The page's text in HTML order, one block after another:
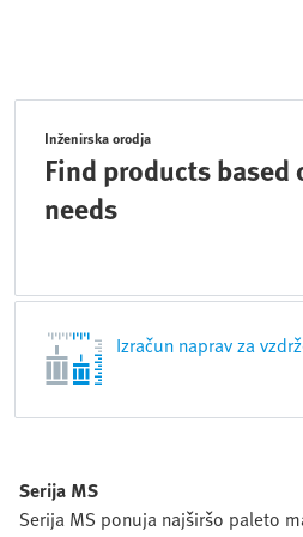
Inženirska orodja
Find products
needs
Izračun naprav za
Serija MS
Serija MS ponuja najširšo paleto